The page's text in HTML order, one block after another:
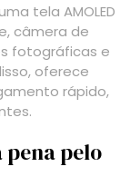
tela AMOLED
câmera de
fotográficas e
oferece
rápido,
pena pelo